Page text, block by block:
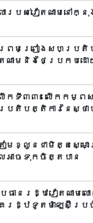
របស់វៀតណាមនៅក្នុ
មព្រៀងសហប្រតិប
ណាមនិងថៃប្រកបដោ
កទី៣៣៖ លើក​កម្ព
តិបត្តិការ​នៃស្ថា
រៀមខ្លួនជាមិត្តស្មោ
អាចទុកចិត្តបាន
ធានរដ្ឋវៀតណាមល
ឋទូតម៉ាឡេស៊ីប្រចាំ